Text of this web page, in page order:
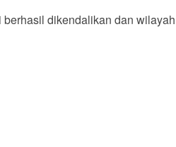
dikendalikan dan wilayah